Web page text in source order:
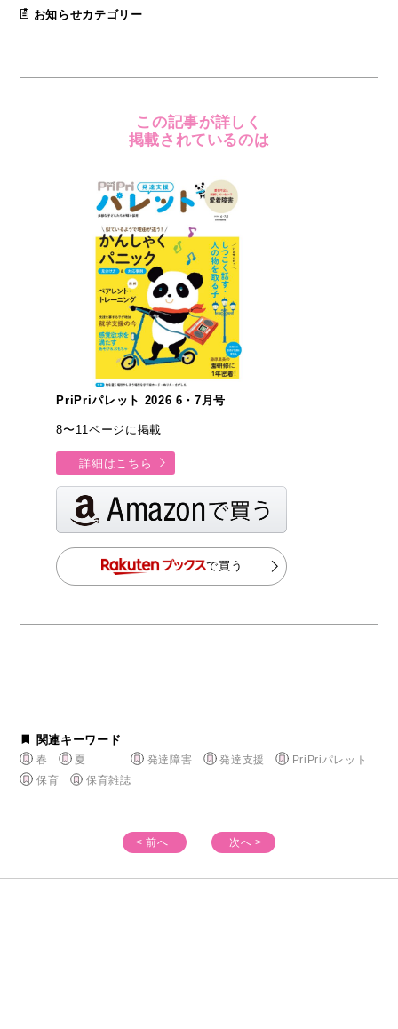
お知らせカテゴリー
この記事が詳しく
掲載されているのは
PriPriパレット 2026 6・7月号
8〜11ページに掲載
詳細はこちら
で買う
関連キーワード
春 夏 発達障害 発達支援
PriPriパレット
保育
保育雑誌
< 前へ 次へ >